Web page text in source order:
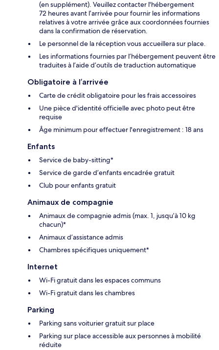
(en supplément). Veuillez contacter l'hébergement
72 heures avant l’arrivée pour fournir les informations
relatives à votre arrivée grâce aux coordonnées fournies
dans la confirmation de réservation.
Le personnel de la réception vous accueillera sur place.
Les informations fournies par l’hébergement peuvent être
traduites à l’aide d’outils de traduction automatique
Obligatoire à l’arrivée
Carte de crédit obligatoire pour les frais accessoires
Une pièce d'identité officielle avec photo peut être
requise
Âge minimum pour effectuer l'enregistrement : 18 ans
Enfants
Service de baby-sitting*
Service de garde d’enfants encadrée gratuit
Club pour enfants gratuit
Animaux de compagnie
Animaux de compagnie admis (max. 1, jusqu’à 10 kg
chacun)*
Animaux d’assistance admis
Chambres spécifiques uniquement*
Internet
Wi-Fi gratuit dans les espaces communs
Wi-Fi gratuit dans les chambres
Parking
Parking sans voiturier gratuit sur place
Parking sur place accessible aux personnes à mobilité
réduite